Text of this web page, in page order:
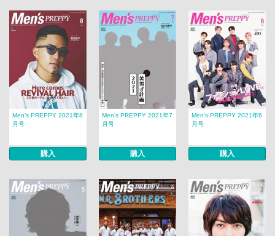
Men’s PREPPY 2021年8
月号
購入
Men’s PREPPY 2021年7
月号
購入
Men’s PREPPY 2021年6
月号
購入